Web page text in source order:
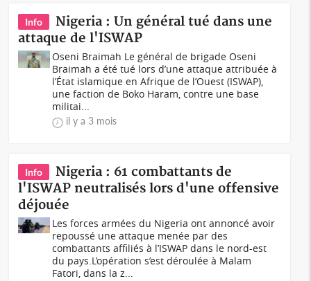
Info
Nigeria : Un général tué dans une
attaque de l'ISWAP
Oseni Braimah Le général de brigade Oseni
Braimah a été tué lors d’une attaque attribuée à
l’État islamique en Afrique de l’Ouest (ISWAP),
une faction de Boko Haram, contre une base
militai...
il y a 3 mois
Info
Nigeria : 61 combattants de
l'ISWAP neutralisés lors d'une offensive
déjouée
Les forces armées du Nigeria ont annoncé avoir
repoussé une attaque menée par des
combattants affiliés à l’ISWAP dans le nord-est
du pays.L’opération s’est déroulée à Malam
Fatori, dans la z...